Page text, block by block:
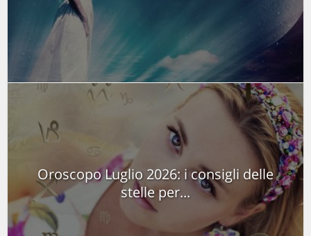
Oroscopo Luglio 2026: i consigli delle
stelle per...